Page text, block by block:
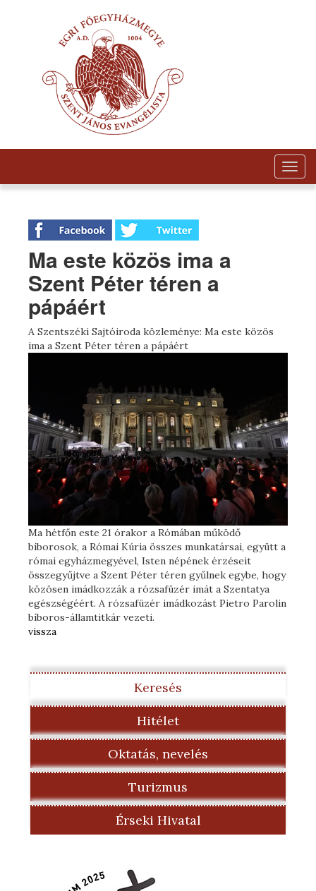
Ma este közös ima a
Szent Péter téren a
pápáért
A Szentszéki Sajtóiroda közleménye: Ma este közös
ima a Szent Péter téren a pápáért
Ma hétfőn este 21 órakor a Rómában működő
bíborosok, a Római Kúria összes munkatársai, együtt a
római egyházmegyével, Isten népének érzéseit
összegyűjtve a Szent Péter téren gyűlnek egybe, hogy
közösen imádkozzák a rózsafüzér imát a Szentatya
egészségéért. A rózsafüzér imádkozást Pietro Parolin
bíboros-államtitkár vezeti.
vissza
Keresés
Hitélet
Oktatás, nevelés
Turizmus
Érseki Hivatal